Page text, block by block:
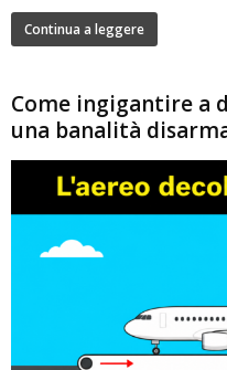
Continua a leggere
Come ingigantire a
una banalità